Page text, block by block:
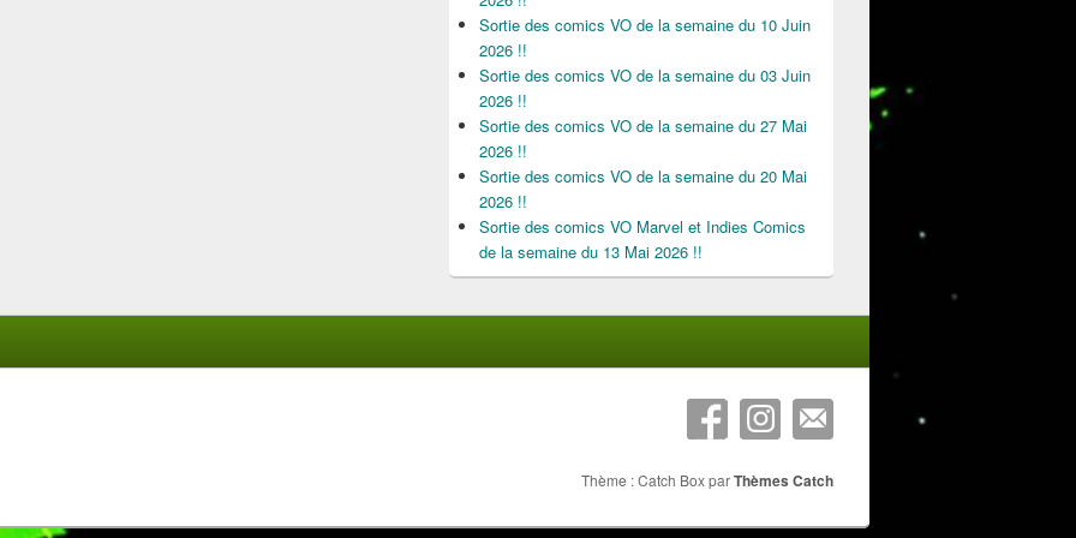
Sortie des comics VO de la semaine du 10 Juin
2026 !!
Sortie des comics VO de la semaine du 03 Juin
2026 !!
Sortie des comics VO de la semaine du 27 Mai
2026 !!
Sortie des comics VO de la semaine du 20 Mai
2026 !!
Sortie des comics VO Marvel et Indies Comics
de la semaine du 13 Mai 2026 !!
Thème : Catch Box parThèmes Catch